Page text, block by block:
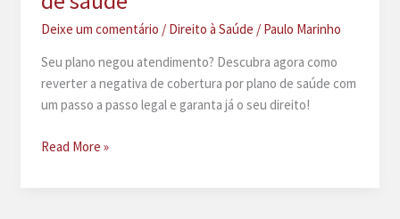
Deixe um comentário / Direito à Saúde / Paulo Marinho
Seu plano negou atendimento? Descubra agora como
reverter a negativa de cobertura por plano de saúde com
um passo a passo legal e garanta já o seu direito!
Negativa
Read More »